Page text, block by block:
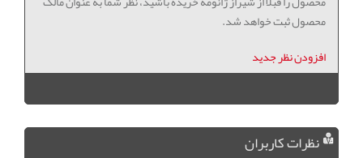
محصول ثبت خواهد شد.
افزودن نظر جدید
نظرات کاربران